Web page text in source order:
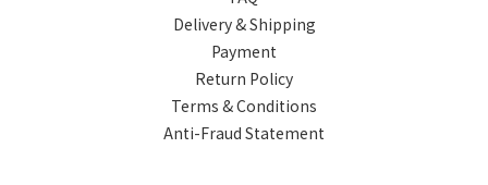
Delivery & Shipping
Payment
Return Policy
Terms & Conditions
Anti-Fraud Statement